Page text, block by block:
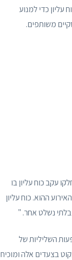
כדי למנוע
עקב כוח עליון בו
ההוא. כוח עליון
נשלט אחר. "
השליליות של
בצעדים אלה ומוכיח